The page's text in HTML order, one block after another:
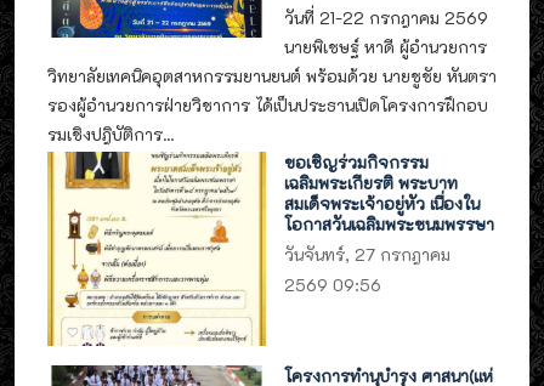
วันที่ 21-22 กรกฎาคม 2569
นายพิเชษฐ์ หาดี ผู้อำนวยการ
วิทยาลัยเทคนิคอุตสาหกรรมยานยนต์ พร้อมด้วย นายชูชัย หันตรา
รองผู้อำนวยการฝ่ายวิชาการ ได้เป็นประธานเปิดโครงการฝึกอบ
รมเชิงปฎิบัติการ...
ขอเชิญร่วมกิจกรรม
เฉลิมพระเกียรติ พระบาท
สมเด็จพระเจ้าอยู่หัว เนื่องใน
โอกาสวันเฉลิมพระชนมพรรษา
วันจันทร์, 27 กรกฎาคม
2569 09:56
โครงการทำนุบำรุง ศาสนา(แห่